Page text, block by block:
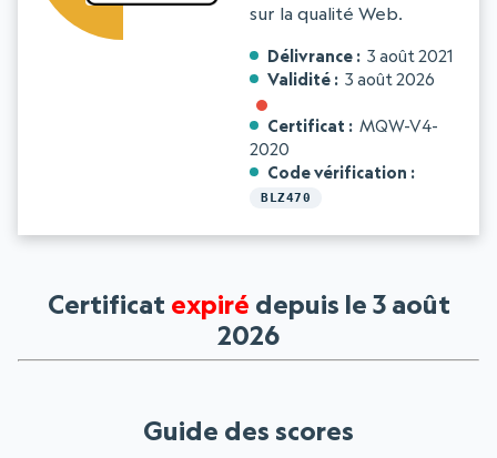
sur la qualité Web.
Délivrance
3 août 2021
Validité
3 août 2026
Certificat
MQW-V4-
2020
Code vérification
BLZ470
Certificat expiré depuis le 3 août
2026
Guide des scores